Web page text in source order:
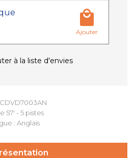
57' - 5 pistes
: Anglais
Ajouter
à la liste d'envies